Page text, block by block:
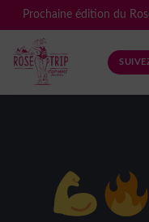
Prochaine édition du
content